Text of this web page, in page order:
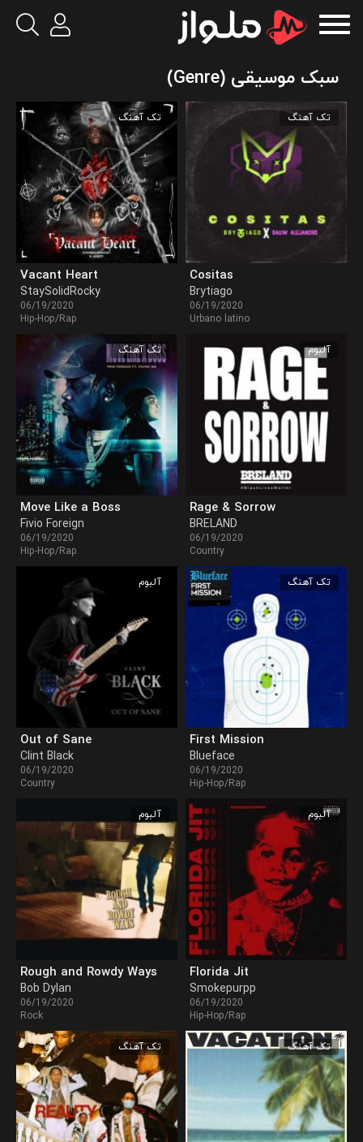
سبک موسیقی (Genre)
تک آهنگ
Cositas
Brytiago
06/19/2020
Urbano latino
تک آهنگ
Vacant Heart
StaySolidRocky
06/19/2020
Hip-Hop/Rap
آلبوم
Rage & Sorrow
BRELAND
06/19/2020
Country
تک آهنگ
Move Like a Boss
Fivio Foreign
06/19/2020
Hip-Hop/Rap
تک آهنگ
First Mission
Blueface
06/19/2020
Hip-Hop/Rap
آلبوم
Out of Sane
Clint Black
06/19/2020
Country
آلبوم
Florida Jit
Smokepurpp
06/19/2020
Hip-Hop/Rap
آلبوم
Rough and Rowdy Ways
Bob Dylan
06/19/2020
Rock
تک آهنگ تک آهنگ